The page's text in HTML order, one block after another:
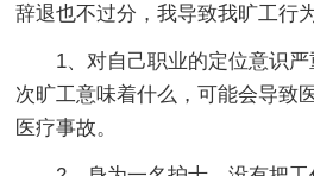
辞退也不过分，我导致我旷工行
1、对自己职业的定位意识
次旷工意味着什么，可能会导致
医疗事故。